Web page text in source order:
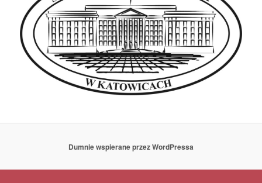
Dumnie wspierane przez WordPressa